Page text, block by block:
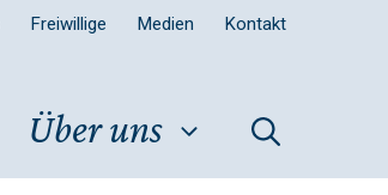
Freiwillige Medien Kontakt
Über uns